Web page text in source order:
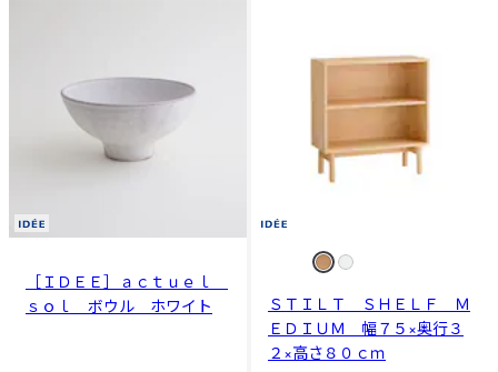
［ＩＤＥＥ］ａｃｔｕｅｌ
ｓｏｌ ボウル ホワイト
ＳＴＩＬＴ ＳＨＥＬＦ Ｍ
ＥＤＩＵＭ 幅７５×奥行３
２×高さ８０ｃｍ